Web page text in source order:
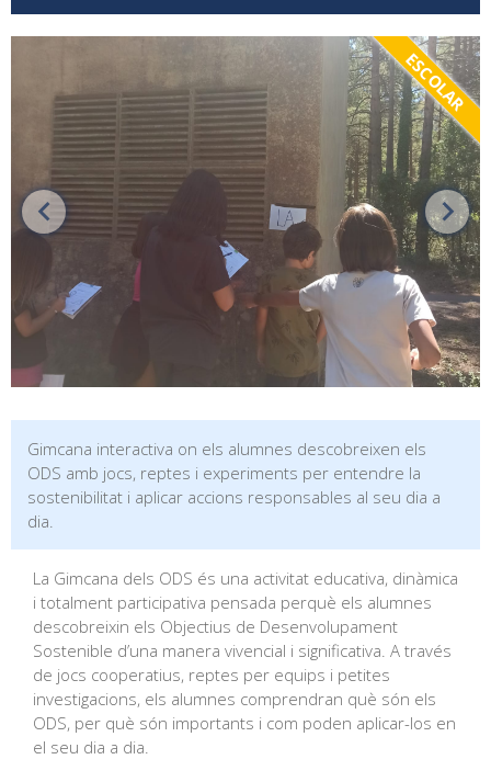
ESCOLAR
Gimcana interactiva on els alumnes descobreixen els
ODS amb jocs, reptes i experiments per entendre la
sostenibilitat i aplicar accions responsables al seu dia a
dia.
La Gimcana dels ODS és una activitat educativa, dinàmica
i totalment participativa pensada perquè els alumnes
descobreixin els Objectius de Desenvolupament
Sostenible d’una manera vivencial i significativa. A través
de jocs cooperatius, reptes per equips i petites
investigacions, els alumnes comprendran què són els
ODS, per què són importants i com poden aplicar-los en
el seu dia a dia.